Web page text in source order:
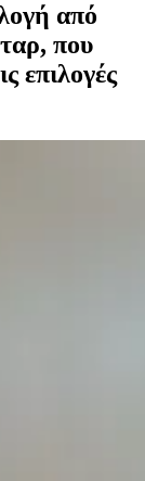
από
που
επιλογές